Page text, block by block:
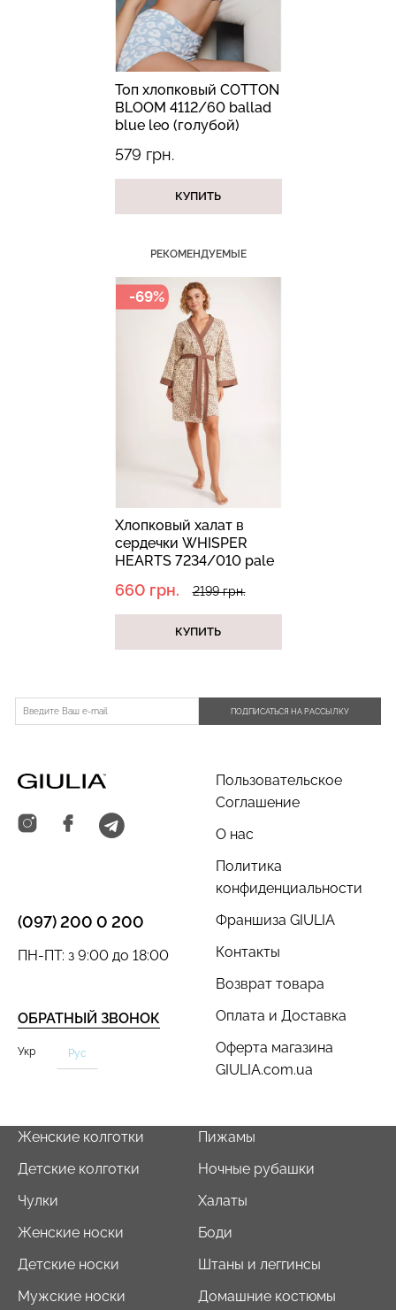
Топ хлопковый COTTON
BLOOM 4112/60 ballad
blue leo (голубой)
579 грн.
КУПИТЬ
РЕКОМЕНДУЕМЫЕ
-69%
Хлопковый халат в
сердечки WHISPER
HEARTS 7234/010 pale
(желтый)
660 грн. 2199 грн.
КУПИТЬ
ПОДПИСАТЬСЯ НА РАССЫЛКУ
Пользовательское
Соглашение
О нас
Политика
конфиденциальности
Франшиза GIULIA
Контакты
Возврат товара
Оплата и Доставка
Оферта магазина
GIULIA.com.ua
(097) 200 0 200
ОБРАТНЫЙ ЗВОНОК
ПН-ПТ: з 9:00 до 18:00
Укр Рус
Женские колготки
Детские колготки
Чулки
Женские носки
Детские носки
Мужские носки
Пижамы
Ночные рубашки
Халаты
Боди
Штаны и леггинсы
Домашние костюмы
TRACKS SHAPE black
649 грн.
хипстеры HIPSTER BRIEFS
230 грн.
Топ на бретелях в рубчик
299 грн.499 грн.
(черный) Giulia
489 грн.699 грн.